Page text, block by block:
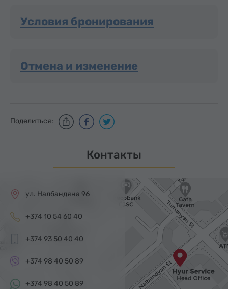
Условия бронирования
Отмена и изменение
Поделиться:
Контакты
ул. Налбандяна 96
+374 10 54 60 40
+374 93 50 40 40
+374 98 40 50 89
+374 98 40 50 89